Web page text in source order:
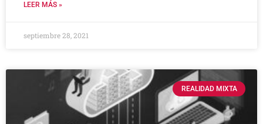
LEER MÁS »
septiembre 28, 2021
REALIDAD MIXTA